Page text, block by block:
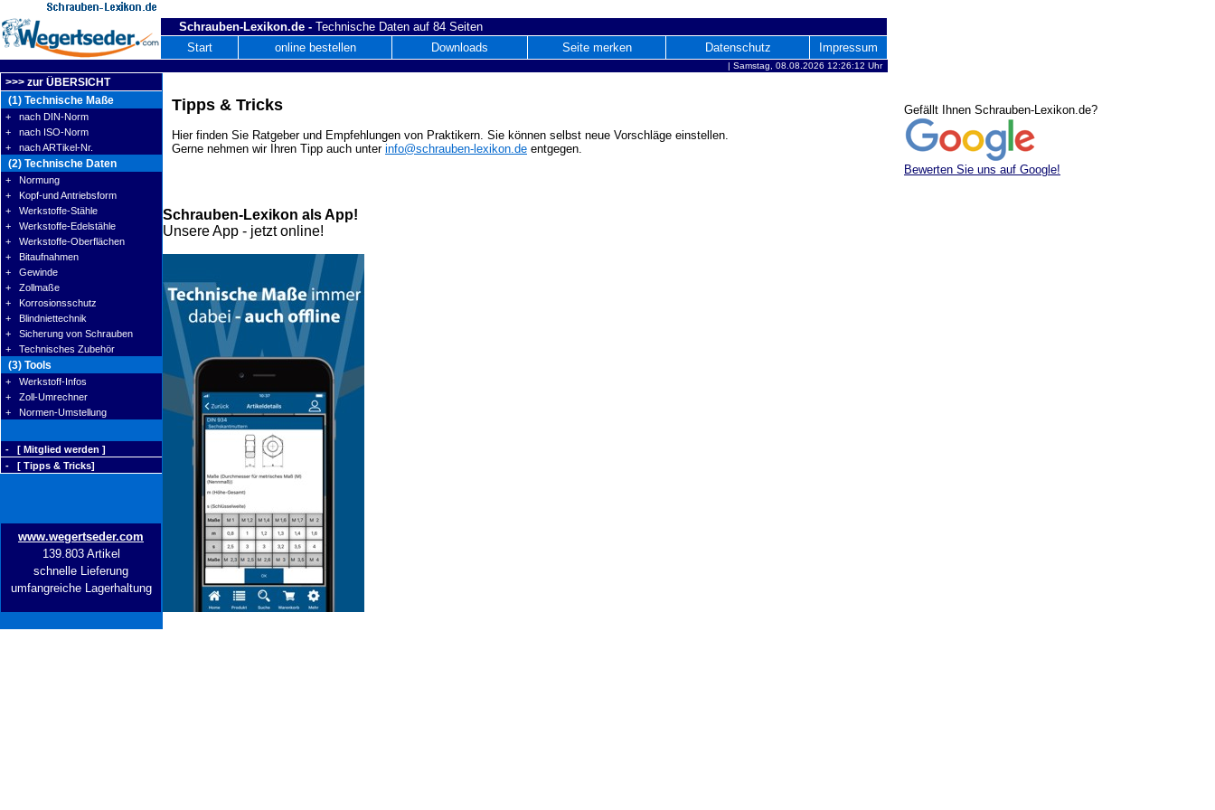
Schrauben-Lexikon.de - Technische Daten auf 84 Seiten
Start
online bestellen Downloads Seite merken Datenschutz Impressum
| Samstag, 08.08.2026 12:26:12 Uhr
>>> zur ÜBERSICHT
(1) Technische Maße
+ nach DIN-Norm
+ nach ISO-Norm
+ nach ARTikel-Nr.
(2) Technische Daten
+ Normung
+ Kopf-und Antriebsform
+ Werkstoffe-Stähle
+ Werkstoffe-Edelstähle
+ Werkstoffe-Oberflächen
+ Bitaufnahmen
+ Gewinde
+ Zollmaße
+ Korrosionsschutz
+ Blindniettechnik
+ Sicherung von Schrauben
+ Technisches Zubehör
(3) Tools
+ Werkstoff-Infos
+ Zoll-Umrechner
+ Normen-Umstellung
- [ Mitglied werden ]
- [ Tipps & Tricks]
www.wegertseder.com
139.803 Artikel
schnelle Lieferung
umfangreiche Lagerhaltung
Tipps & Tricks
Hier finden Sie Ratgeber und Empfehlungen von Praktikern. Sie können selbst neue Vorschläge einstellen.
Gerne nehmen wir Ihren Tipp auch unter info@schrauben-lexikon.de entgegen.
Gefällt Ihnen Schrauben-Lexikon.de?
Bewerten Sie uns auf Google!
Schrauben-Lexikon als App!
Unsere App - jetzt online!